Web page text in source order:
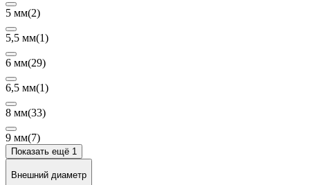
5 мм(2)
5,5 мм(1)
6 мм(29)
6,5 мм(1)
8 мм(33)
9 мм(7)
Показать ещё 1
Внешний диаметр